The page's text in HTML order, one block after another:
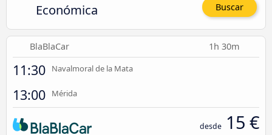
Económica Buscar
BlaBlaCar 1h 30m
11:30 Navalmoral de la Mata
13:00 Mérida
desde 15 €